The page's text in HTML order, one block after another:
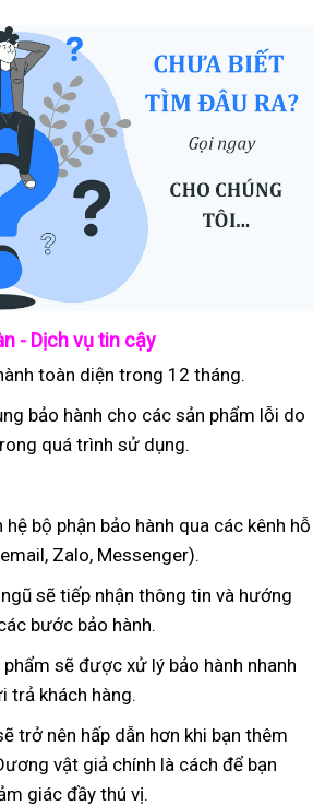
- Dịch vụ tin cậy
toàn diện trong 12 tháng.
bảo hành cho các sản phẩm lỗi do
quá trình sử dụng.
hệ bộ phận bảo hành qua các kênh hỗ
Zalo, Messenger).
sẽ tiếp nhận thông tin và hướng
bước bảo hành.
phẩm sẽ được xử lý bảo hành nhanh
trả khách hàng.
trở nên hấp dẫn hơn khi bạn thêm
vật giả chính là cách để bạn
giác đầy thú vị.